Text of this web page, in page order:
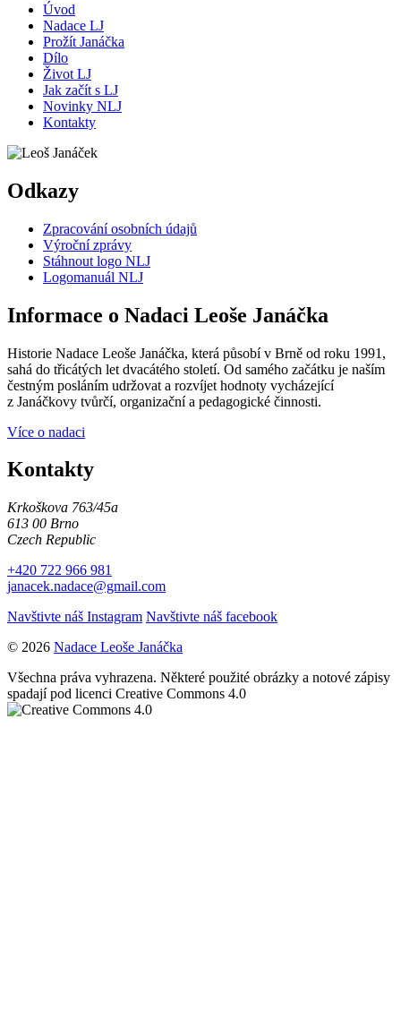
Úvod
Nadace LJ
Prožít Janáčka
Dílo
Život LJ
Jak začít s LJ
Novinky NLJ
Kontakty
Odkazy
Zpracování osobních údajů
Výroční zprávy
Stáhnout logo NLJ
Logomanuál NLJ
Informace o Nadaci Leoše Janáčka
Historie Nadace Leoše Janáčka, která působí v Brně od roku 1991,
sahá do třicátých let dvacátého století. Od samého začátku je naším
čestným posláním udržovat a rozvíjet hodnoty vycházející
z Janáčkovy tvůrčí, organizační a pedagogické činnosti.
Více o nadaci
Kontakty
Krkoškova 763/45a
613 00 Brno
Czech Republic
+420 722 966 981
janacek.nadace@gmail.com
Navštivte náš Instagram Navštivte náš facebook
© 2026 Nadace Leoše Janáčka
Všechna práva vyhrazena. Některé použité obrázky a notové zápisy
spadají pod licenci Creative Commons 4.0